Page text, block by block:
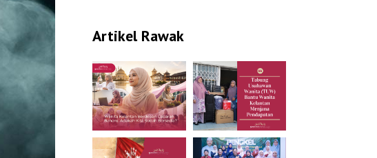
Artikel Rawak